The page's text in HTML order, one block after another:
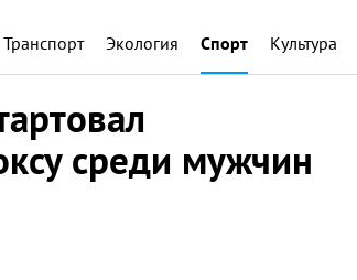
Транспорт Экология Спорт Культура
среди мужчин